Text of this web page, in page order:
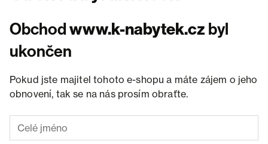
Obchodwww.k-nabytek.cz byl
ukončen
Pokud jste majitel tohoto e-shopu a máte zájem o jeho
obnovení, tak se na nás prosím obraťte.